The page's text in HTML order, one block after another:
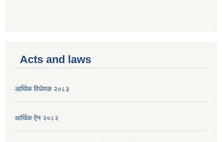
Acts and laws
आर्थिक विधेयक २०८३
आर्थिक ऐन २०८२